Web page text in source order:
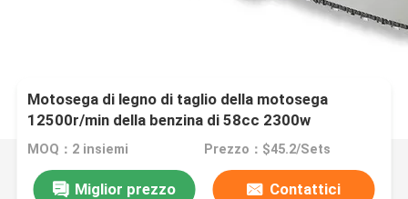
Motosega di legno di taglio della motosega
12500r/min della benzina di 58cc 2300w
MOQ：2 insiemi Prezzo：$45.2/Sets
Miglior prezzo Contattici